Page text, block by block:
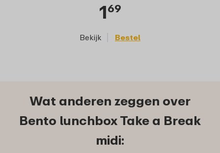
169
Bekijk Bestel
Wat anderen zeggen over
Bento lunchbox Take a Break
midi: